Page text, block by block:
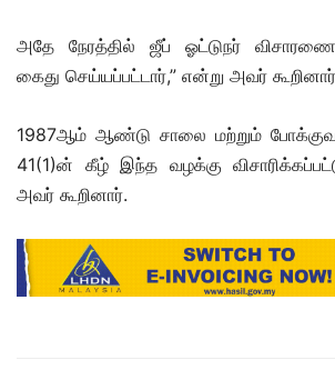
அதே நேரத்தில் ஜீப் ஓட்டுநர்
கைது செய்யப்பட்டார்,” என்று அவர்
1987ஆம் ஆண்டு சாலை மற்றும்
41(1)ன் கீழ் இந்த வழக்கு
அவர் கூறினார்.